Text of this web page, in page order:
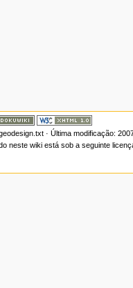
· Última modificação:
neste wiki está sob a seguinte